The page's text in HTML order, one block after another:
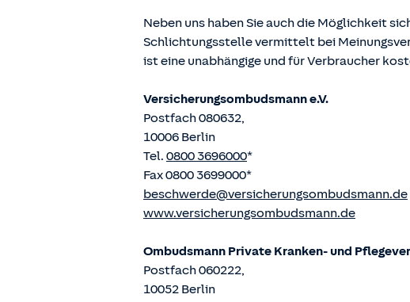
Neben uns haben Sie auch die Möglichkeit
Schlichtungsstelle vermittelt bei
ist eine unabhängige und für Verbraucher
Versicherungsombudsmann e.V.
Postfach 080632,
10006 Berlin
Tel. 0800 3696000*
Fax 0800 3699000*
beschwerde@versicherungsombudsmann.de
www.versicherungsombudsmann.de
Ombudsmann Private Kranken- und
Postfach 060222,
10052 Berlin